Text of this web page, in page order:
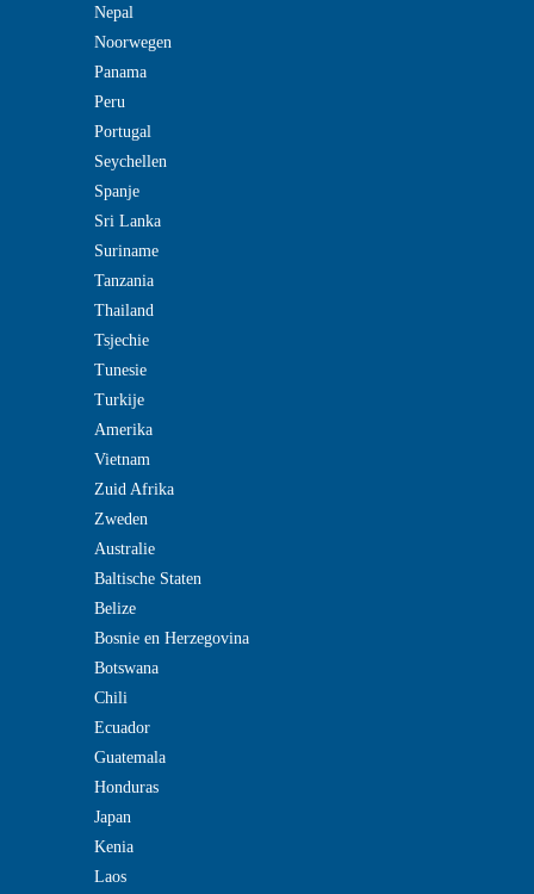
Nepal
Noorwegen
Panama
Peru
Portugal
Seychellen
Spanje
Sri Lanka
Suriname
Tanzania
Thailand
Tsjechie
Tunesie
Turkije
Amerika
Vietnam
Zuid Afrika
Zweden
Australie
Baltische Staten
Belize
Bosnie en Herzegovina
Botswana
Chili
Ecuador
Guatemala
Honduras
Japan
Kenia
Laos